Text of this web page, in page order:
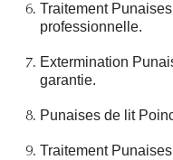
Traitement
professionnelle.
Extermination
garantie.
Punaises de lit
Traitement